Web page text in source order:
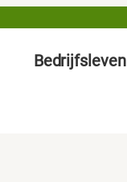
Bedrijfsleven